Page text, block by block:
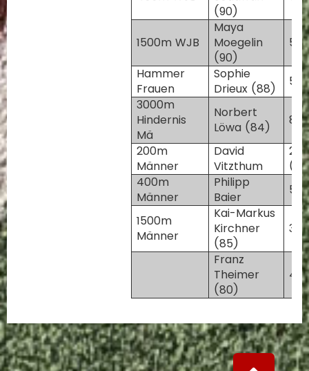
(90)
1500m WJB
Maya
Moegelin
(90)
Hammer
Frauen
Sophie
Drieux (88)
3000m
Hindernis
Mä
Norbert
Löwa (84)
200m
Männer
David
Vitzthum
400m
Männer
Philipp
Baier
1500m
Männer
Kai-Markus
Kirchner
(85)
Franz
Theimer
(80)